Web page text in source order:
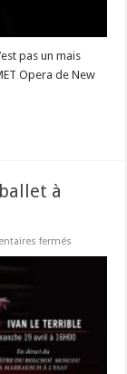
pas un mais
Opera de New
à
fermés
à
Marrakech